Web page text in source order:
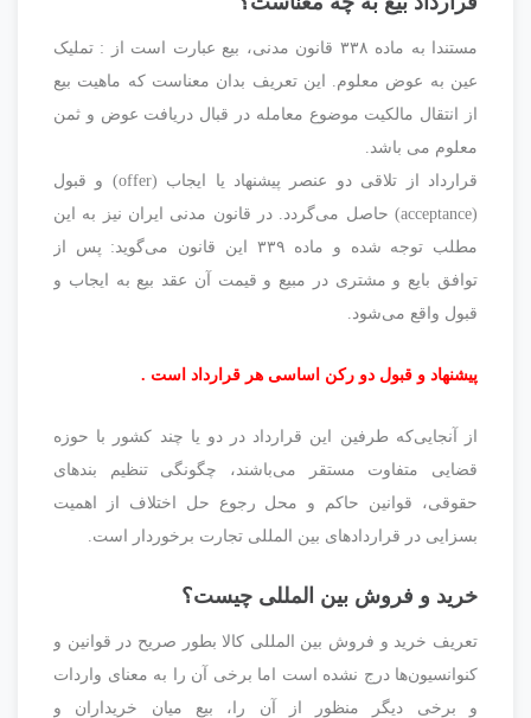
مستندا به ماده ۳۳۸ قانون مدنى، بیع عبارت است از : تملیک
عین به عوض معلوم. این تعریف بدان معناست که ماهیت بیع
از انتقال مالکیت موضوع معامله در قبال دریافت عوض و ثمن
معلوم می باشد.
قرارداد از تلاقی دو عنصر پیشنهاد یا ایجاب (offer) و قبول
(acceptance) حاصل می‌گردد. در قانون مدنی ایران نیز به این
مطلب توجه شده و ماده ۳۳۹ این قانون می‌گوید: پس از
توافق بایع و مشتری در مبیع و قیمت آن عقد بیع به ایجاب و
قبول واقع می‌شود.
پیشنهاد و قبول دو رکن اساسی هر قرارداد است .
از آنجایی‌که طرفین این قرارداد در دو یا چند کشور با حوزه
قضایی متفاوت مستقر می‌باشند، چگونگی تنظیم بندهای
حقوقی، قوانین حاکم و محل رجوع حل اختلاف از اهمیت
بسزایی در قراردادهای بین المللی تجارت برخوردار است.
خرید و فروش بین المللی چیست؟
تعریف خرید و فروش بین المللی کالا بطور صریح در قوانین و
کنوانسیون‌ها درج نشده است اما برخى آن را به معنای واردات
و برخی دیگر منظور از آن را، بیع میان خریداران و